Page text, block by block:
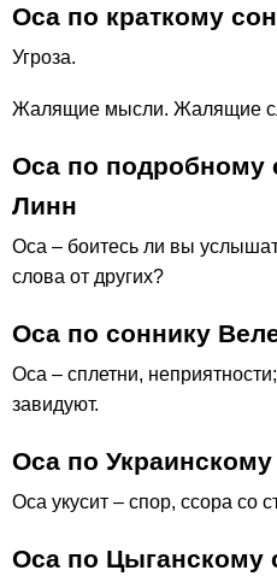
Оса по краткому
Угроза.
Жалящие мысли. Жалящие
Оса по подробному
Линн
Оса – боитесь ли вы
слова от других?
Оса по соннику
Оса – сплетни,
завидуют.
Оса по
Оса укусит – спор, ссора со
Оса по Цыганскому